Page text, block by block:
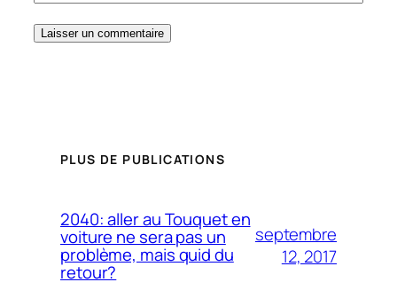
PLUS DE PUBLICATIONS
2040: aller au Touquet en
voiture ne sera pas un
problème, mais quid du
retour?
septembre
12, 2017